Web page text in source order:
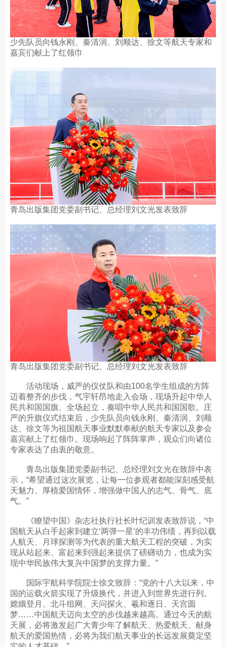
少先队员向钱永刚、秦清润、刘顺达、徐文等航天专家和
嘉宾们献上了红领巾
青岛出版集团党委副书记、总经理刘文光发表致辞
青岛出版集团党委副书记、总经理刘文光发表致辞
活动现场，威严的仪仗队和由100名学生组成的方阵
迈着整齐的步伐，气宇轩昂地走入会场，现场升起中华人
民共和国国旗、全场起立，奏唱中华人民共和国国歌。庄
严的升旗仪式结束后，少先队员向钱永刚、秦清润、刘顺
达、徐文等为祖国航天事业默默奉献的航天专家以及参会
嘉宾献上了红领巾。现场响起了阵阵掌声，观众们向诸位
专家表达了由衷的敬意。
青岛出版集团党委副书记、总经理刘文光在致辞中表
示，“希望通过这次展览，让每一位参观者都能深刻感受航
天魅力、厚植爱国情怀，增强做中国人的志气、骨气、底
气。”
《瞭望中国》杂志社执行社长叶纪训发表致辞说，“中
国航天从白手起家到建立‘两弹一星’的丰功伟绩，再到以载
人航天、月球探测等为代表的重大航天工程的突破，为实
现从站起来、富起来到强起来提供了磅礴动力，也成为实
现中华民族伟大复兴中国梦的支撑力量。”
国际宇航科学院院士徐文致辞：“党的十八大以来，中
国的运载火箭实现了升级换代，并进入到世界先进行列。
嫦娥登月、北斗组网、天问探火、羲和逐日、天宫圆
梦……中国航天迈向太空的步伐越来越高。通过今天的航
天展，必将激发起广大青少年了解航天、热爱航天、献身
航天的爱国热情，必将为我们航天事业的长远发展奠定坚